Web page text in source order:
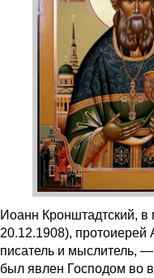
Иоанн Кронштадтский,
20.12.1908), протоиерей
писатель и мыслитель,
был явлен Господом во